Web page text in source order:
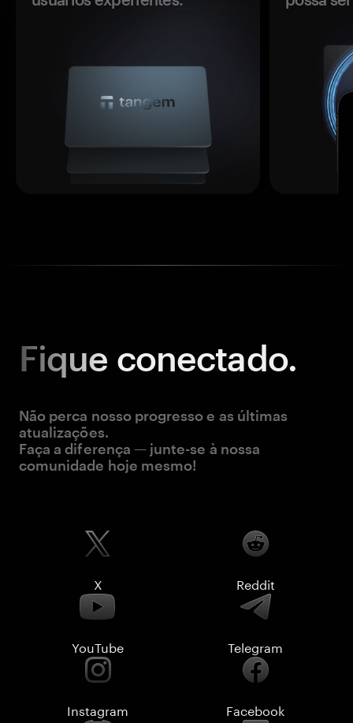
Fique conectado.
Não perca nosso progresso e as últimas
atualizações.
Faça a diferença — junte-se à nossa
comunidade hoje mesmo!
X Reddit
YouTube Telegram
Instagram Facebook